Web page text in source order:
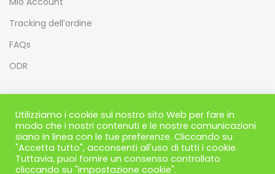
Tracking dell’ordine
FAQs
ODR
Utilizziamo i cookie sul nostro sito Web per fare in
modo che i nostri contenuti e le nostre comunicazioni
siano in linea con le tue preferenze. Cliccando su
"Accetta tutto", acconsenti all'uso di tutti i cookie.
Tuttavia, puoi fornire un consenso controllato
cliccando su "impostazione cookie".